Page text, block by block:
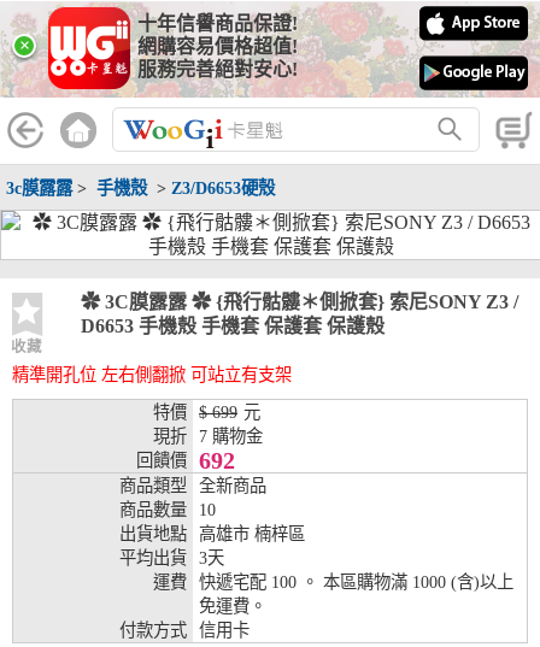
×
十年信譽商品保證!
網購容易價格超值!
服務完善絕對安心!
3c膜露露> 手機殼> Z3/D6653硬殼
收藏
✿ 3C膜露露 ✿ {飛行骷髏＊側掀套} 索尼SONY Z3 /
D6653 手機殼 手機套 保護套 保護殼
精準開孔位 左右側翻掀 可站立有支架
特價
$ 699 元
現折
7 購物金
回饋價
692
商品類型
全新商品
商品數量
10
出貨地點
高雄市 楠梓區
平均出貨
3天
運費
快遞宅配 100 。 本區購物滿 1000 (含)以上
免運費。
付款方式
信用卡
線上分期銀行
WooGii 與 綠界 合作，『信用卡分期付款』 與 『信用卡零利率
分期付款』 的配合銀行如下：
分期期數 提供分期之銀行
兆豐銀行、合作金庫、第一銀行、華南銀行、
彰化銀行、上海銀行、富邦銀行、國泰世華、
台灣企銀、台中銀行、匯豐銀行、華泰銀行、
銀、元大銀行、永豐銀行、玉山銀行、凱基銀
行、星展銀行、台新銀行、安泰銀行、中國信
兆豐銀行、合作金庫、第一銀行、華南銀行、
彰化銀行、上海銀行、富邦銀行、國泰世華、
台灣企銀、台中銀行、匯豐銀行、華泰銀行、
臺灣新光銀行、陽信銀行、聯邦銀行、遠東商
銀、元大銀行、永豐銀行、玉山銀行、凱基銀
行、星展銀行、台新銀行、安泰銀行、中國信
託、台灣樂天、三信商銀
12期
兆豐銀行、合作金庫、第一銀行、華南銀行、
彰化銀行、上海銀行、富邦銀行、國泰世華、
台灣企銀、台中銀行、匯豐銀行、華泰銀行、
臺灣新光銀行、陽信銀行、聯邦銀行、遠東商